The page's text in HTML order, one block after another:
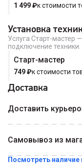
1 499₽к стоимости
Установка
Услуга Старт-мастер
подключение техники.
Старт-мастер
749₽к стоимости
Доставка
Доставить
Самовывоз из
Посмотреть наличие